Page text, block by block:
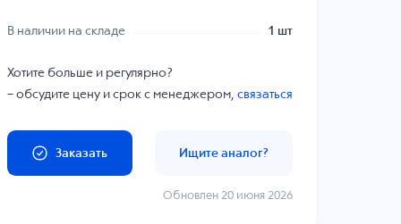
В наличии на складе 1 шт
Хотите больше и регулярно?
– обсудите цену и срок с менеджером,связаться
Заказать Ищите аналог?
Обновлен 20 июня 2026